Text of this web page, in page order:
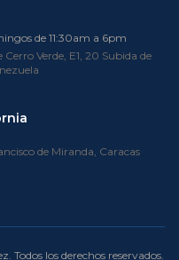
de 11:30am a 6pm
Verde, E1, 20 Subida de
de Miranda, Caracas
Todos los derechos reservados.